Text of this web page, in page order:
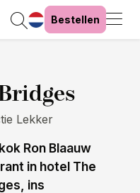
Bestellen
Lekker
Ron Blaauw
in hotel The
ins